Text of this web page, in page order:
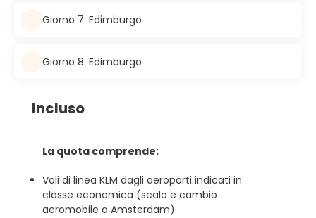
Giorno 7: Edimburgo
Giorno 8: Edimburgo
Incluso
La quota comprende:
Voli di linea KLM dagli aeroporti indicati in
classe economica (scalo e cambio
aeromobile a Amsterdam)